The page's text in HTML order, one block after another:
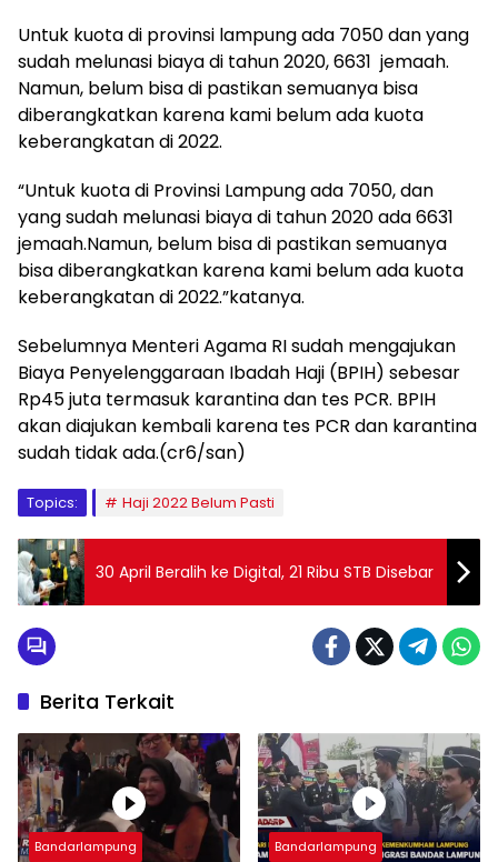
Untuk kuota di provinsi lampung ada 7050 dan yang
sudah melunasi biaya di tahun 2020, 6631 jemaah.
Namun, belum bisa di pastikan semuanya bisa
diberangkatkan karena kami belum ada kuota
keberangkatan di 2022.
“Untuk kuota di Provinsi Lampung ada 7050, dan
yang sudah melunasi biaya di tahun 2020 ada 6631
jemaah.Namun, belum bisa di pastikan semuanya
bisa diberangkatkan karena kami belum ada kuota
keberangkatan di 2022.”katanya.
Sebelumnya Menteri Agama RI sudah mengajukan
Biaya Penyelenggaraan Ibadah Haji (BPIH) sebesar
Rp45 juta termasuk karantina dan tes PCR. BPIH
akan diajukan kembali karena tes PCR dan karantina
sudah tidak ada.(cr6/san)
Topics: Haji 2022 Belum Pasti
30 April Beralih ke Digital, 21 Ribu STB Disebar
Berita Terkait
Bandarlampung Bandarlampung